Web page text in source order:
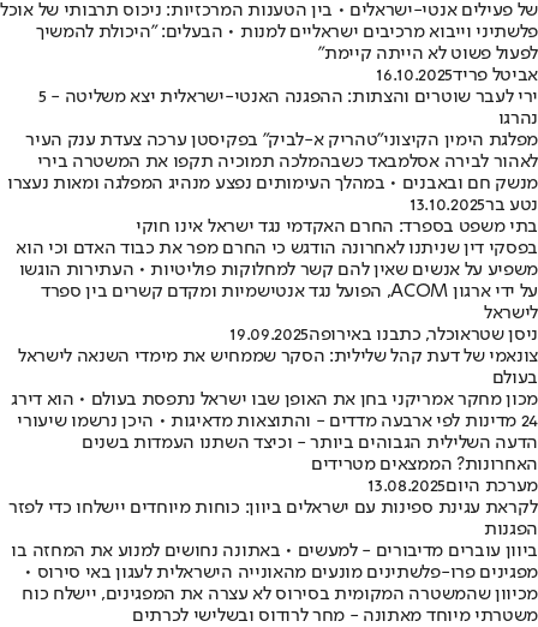
של פעילים אנטי-ישראלים • בין הטענות המרכזיות: ניכוס תרבותי של אוכל
פלשתיני וייבוא מרכיבים ישראליים למנות • הבעלים: "היכולת להמשיך
לפעול פשוט לא הייתה קיימת"
אביטל פריד16.10.2025
ירי לעבר שוטרים והצתות: ההפגנה האנטי-ישראלית יצא משליטה - 5
נהרגו
מפלגת הימין הקיצוני"טהריק א-לביק" בפקיסטן ערכה צעדת ענק העיר
לאהור לבירה אסלמבאד כשבהמלכה תמוכיה תקפו את המשטרה בירי
מנשק חם ובאבנים • במהלך העימותים נפצע מנהיג המפלגה ומאות נעצרו
נטע בר13.10.2025
בתי משפט בספרד: החרם האקדמי נגד ישראל אינו חוקי
בפסקי דין שניתנו לאחרונה הודגש כי החרם מפר את כבוד האדם וכי הוא
משפיע על אנשים שאין להם קשר למחלוקות פוליטיות • העתירות הוגשו
על ידי ארגון ACOM, הפועל נגד אנטישמיות ומקדם קשרים בין ספרד
לישראל
ניסן שטראוכלר, כתבנו באירופה19.09.2025
צונאמי של דעת קהל שלילית: הסקר שממחיש את מימדי השנאה לישראל
בעולם
מכון מחקר אמריקני בחן את האופן שבו ישראל נתפסת בעולם • הוא דירג
24 מדינות לפי ארבעה מדדים - והתוצאות מדאיגות • היכן נרשמו שיעורי
הדעה השלילית הגבוהים ביותר - וכיצד השתנו העמדות בשנים
האחרונות? הממצאים מטרידים
מערכת היום13.08.2025
לקראת עגינת ספינות עם ישראלים ביוון: כוחות מיוחדים יישלחו כדי לפזר
הפגנות
ביוון עוברים מדיבורים - למעשים • באתונה נחושים למנוע את המחזה בו
מפגינים פרו-פלשתינים מונעים מהאונייה הישראלית לעגון באי סירוס •
מכיוון שהמשטרה המקומית בסירוס לא עצרה את המפגינים, יישלח כוח
משטרתי מיוחד מאתונה - מחר לרודוס ובשלישי לכרתים